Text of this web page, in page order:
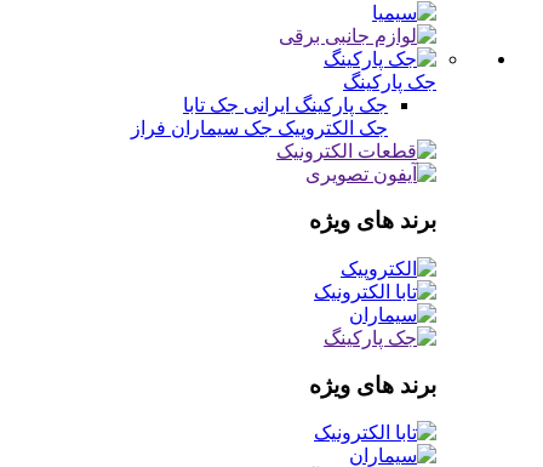
جک پارکینگ
جک پارکینگ ایرانی جک تابا
جک الکتروپیک جک سیماران فراز
برند های ویژه
برند های ویژه